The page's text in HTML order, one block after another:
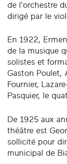
de l'orchestre
dirigé par le
En 1922,
de la musique
solistes et
Gaston Poulet,
Fournier,
Pasquier, le
De 1925 aux
théâtre est
sollicité pour
municipal de